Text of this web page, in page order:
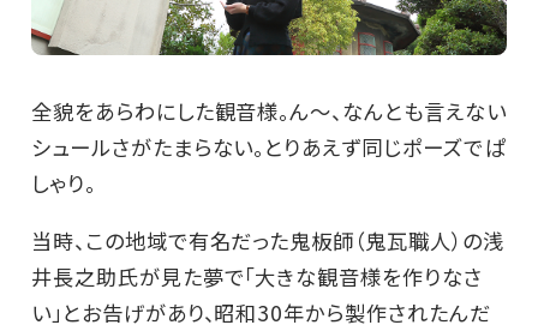
全貌をあらわにした観音様。ん～、なんとも言えない
シュールさがたまらない。とりあえず同じポーズでぱ
しゃり。
当時、この地域で有名だった鬼板師（鬼瓦職人）の浅
井長之助氏が見た夢で「大きな観音様を作りなさ
い」とお告げがあり、昭和30年から製作されたんだ